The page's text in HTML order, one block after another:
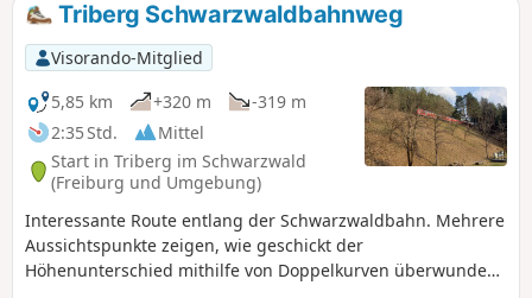
Triberg Schwarzwaldbahnweg
Visorando-Mitglied
5,85 km
+320 m
-319 m
2:35 Std.
Mittel
Start in Triberg im Schwarzwald
(Freiburg und Umgebung)
Interessante Route entlang der Schwarzwaldbahn. Mehrere
Aussichtspunkte zeigen, wie geschickt der
Höhenunterschied mithilfe von Doppelkurven überwunden